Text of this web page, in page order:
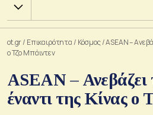
Χ.Α.
ot.gr/ Επικαιρότητα / Κόσμος/ASEAN –
ο Τζο Μπάιντεν
ASEAN – Ανεβάζει
έναντι της Κίνας ο